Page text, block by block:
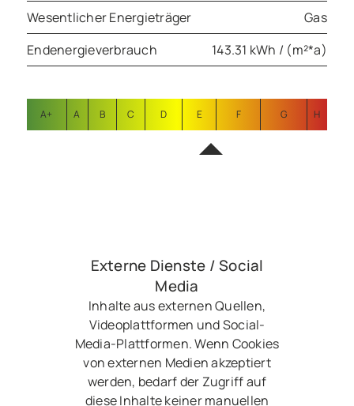
Wesentlicher Energieträger
Gas
Endenergieverbrauch
143.31 kWh / (m²*a)
A+ A B C D E F G H
Externe Dienste / Social
Media
Inhalte aus externen Quellen,
Videoplattformen und Social-
Media-Plattformen. Wenn Cookies
von externen Medien akzeptiert
werden, bedarf der Zugriff auf
diese Inhalte keiner manuellen